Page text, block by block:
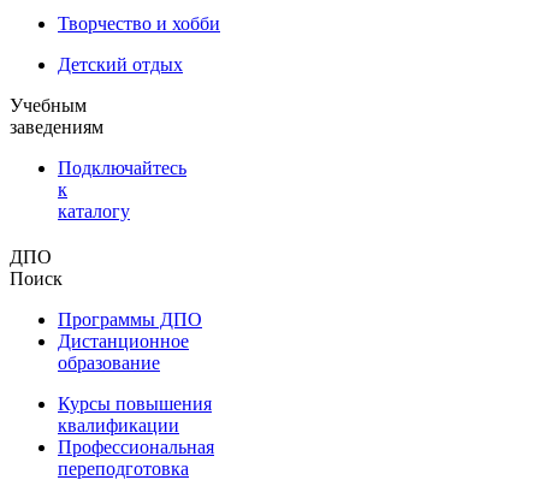
Творчество и хобби
Детский отдых
Учебным
заведениям
Подключайтесь
к
каталогу
ДПО
Поиск
Программы ДПО
Дистанционное
образование
Курсы повышения
квалификации
Профессиональная
переподготовка